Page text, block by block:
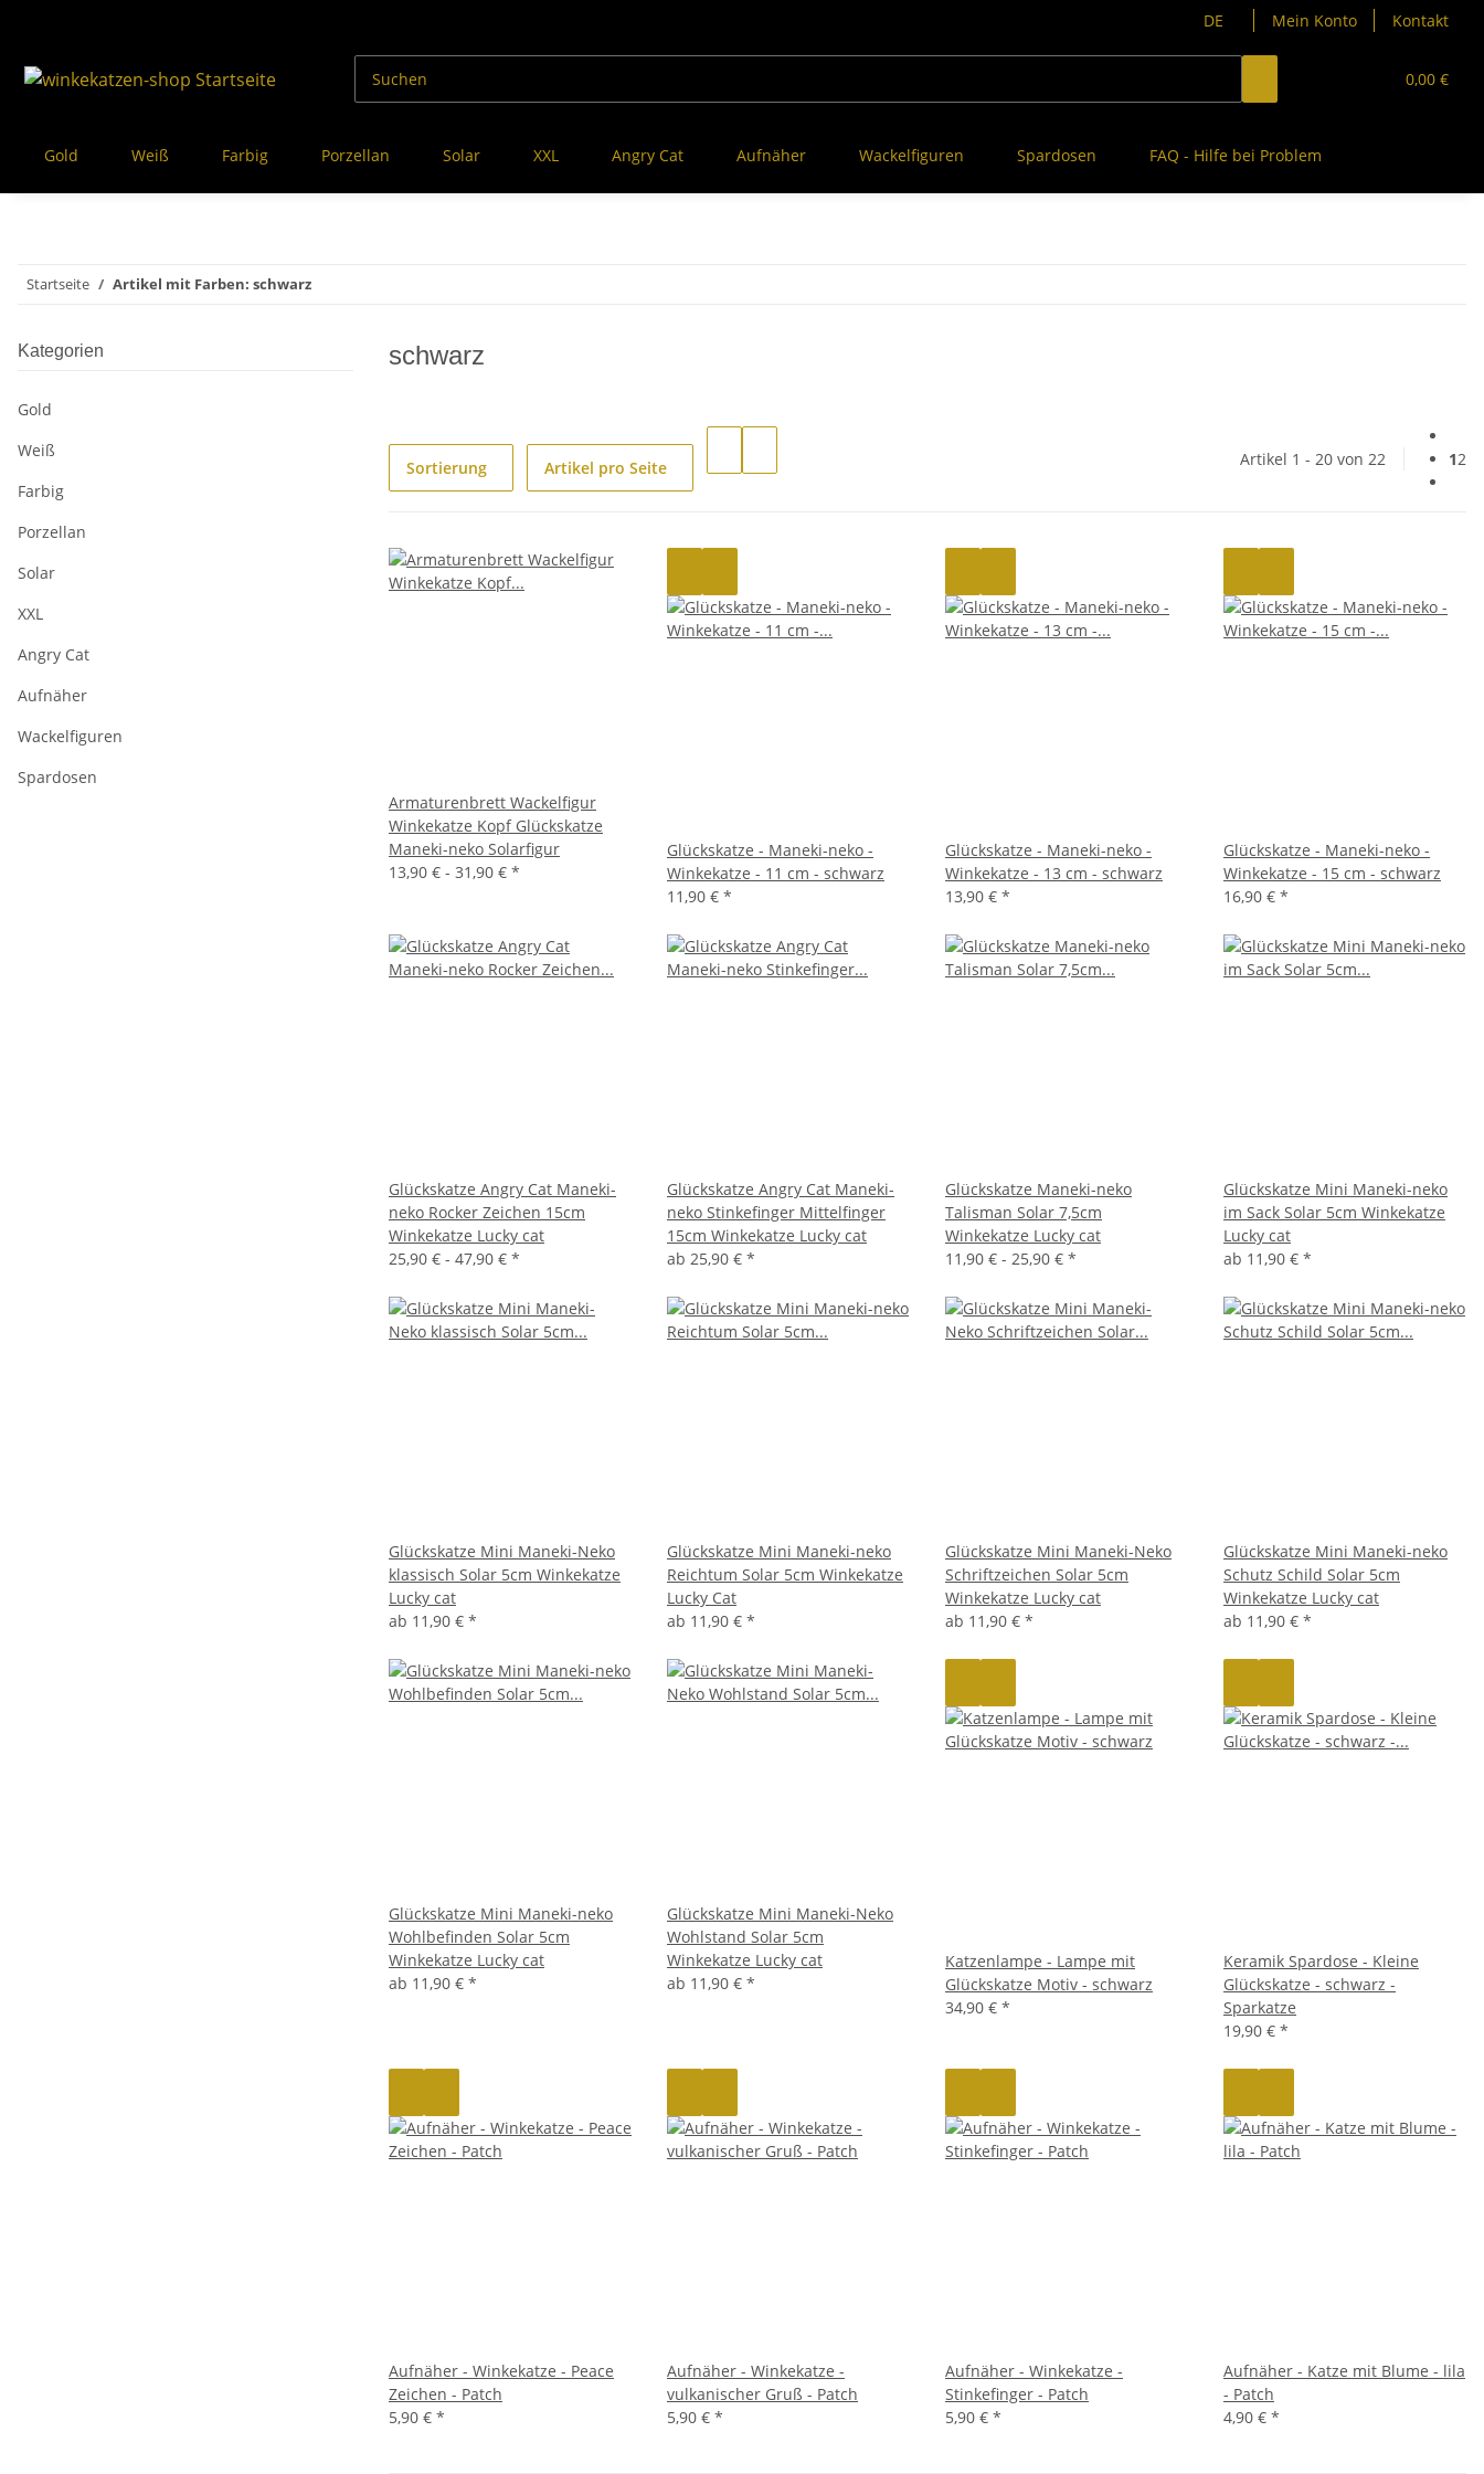
DE Mein Konto Kontakt
0,00 €
Gold Weiß Farbig Porzellan Solar XXL Angry Cat Aufnäher Wackelfiguren Spardosen FAQ - Hilfe bei Problem
Startseite Artikel mit Farben: schwarz
schwarz
Sortierung Artikel pro Seite Artikel 1 - 20 von 22 12
Armaturenbrett Wackelfigur
Winkekatze Kopf Glückskatze
Maneki-neko Solarfigur
13,90 € - 31,90 € *
Glückskatze - Maneki-neko -
Winkekatze - 11 cm - schwarz
11,90 € *
Glückskatze - Maneki-neko -
Winkekatze - 13 cm - schwarz
13,90 € *
Glückskatze - Maneki-neko -
Winkekatze - 15 cm - schwarz
16,90 € *
Glückskatze Angry Cat Maneki-
neko Rocker Zeichen 15cm
Winkekatze Lucky cat
25,90 € - 47,90 € *
Glückskatze Angry Cat Maneki-
neko Stinkefinger Mittelfinger
15cm Winkekatze Lucky cat
ab 25,90 € *
Glückskatze Maneki-neko
Talisman Solar 7,5cm
Winkekatze Lucky cat
11,90 € - 25,90 € *
Glückskatze Mini Maneki-neko
im Sack Solar 5cm Winkekatze
Lucky cat
ab 11,90 € *
Glückskatze Mini Maneki-Neko
klassisch Solar 5cm Winkekatze
Lucky cat
ab 11,90 € *
Glückskatze Mini Maneki-neko
Reichtum Solar 5cm Winkekatze
Lucky Cat
ab 11,90 € *
Glückskatze Mini Maneki-Neko
Schriftzeichen Solar 5cm
Winkekatze Lucky cat
ab 11,90 € *
Glückskatze Mini Maneki-neko
Schutz Schild Solar 5cm
Winkekatze Lucky cat
ab 11,90 € *
Glückskatze Mini Maneki-neko
Wohlbefinden Solar 5cm
Winkekatze Lucky cat
ab 11,90 € *
Glückskatze Mini Maneki-Neko
Wohlstand Solar 5cm
Winkekatze Lucky cat
ab 11,90 € *
Katzenlampe - Lampe mit
Glückskatze Motiv - schwarz
34,90 € *
Keramik Spardose - Kleine
Glückskatze - schwarz -
Sparkatze
19,90 € *
Aufnäher - Winkekatze - Peace
Zeichen - Patch
5,90 € *
Aufnäher - Winkekatze -
vulkanischer Gruß - Patch
5,90 € *
Aufnäher - Winkekatze -
Stinkefinger - Patch
5,90 € *
Aufnäher - Katze mit Blume - lila
- Patch
4,90 € *
Kategorien
Gold
Weiß
Farbig
Porzellan
Solar
XXL
Angry Cat
Aufnäher
Wackelfiguren
Spardosen